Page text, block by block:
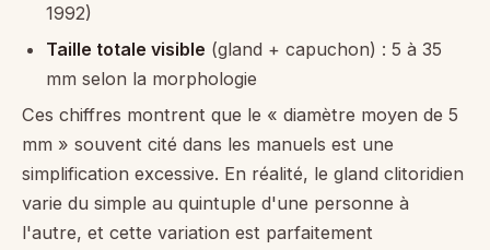
1992)
Taille totale visible (gland + capuchon) : 5 à 35
mm selon la morphologie
Ces chiffres montrent que le « diamètre moyen de 5
mm » souvent cité dans les manuels est une
simplification excessive. En réalité, le gland clitoridien
varie du simple au quintuple d'une personne à
l'autre, et cette variation est parfaitement